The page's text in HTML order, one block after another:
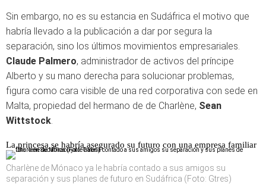
Sin embargo, no es su estancia en Sudáfrica el motivo que
habría llevado a la publicación a dar por segura la
separación, sino los últimos movimientos empresariales.
Claude Palmero, administrador de activos del príncipe
Alberto y su mano derecha para solucionar problemas,
figura como cara visible de una red corporativa con sede en
Malta, propiedad del hermano de de Charlène, Sean
Wittstock.
La princesa se habría asegurado su futuro con una empresa familiar
Charlène de Mónaco ya le habría contado a sus amigos su
separación y sus planes de futuro en Sudáfrica (Foto: Gtres)